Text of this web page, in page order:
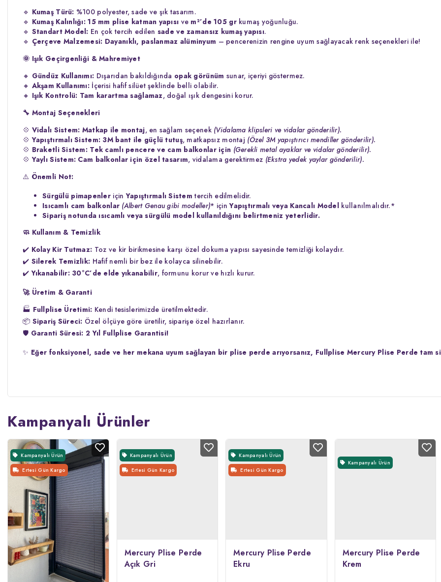
🔹 Kumaş Türü: %100 polyester, sade ve şık tasarım.
🔹 Kumaş Kalınlığı: 15 mm plise katman yapısı ve m²’de 105 grkumaş yoğunluğu.
🔹 Standart Model: En çok tercih edilen sade ve zamansız kumaş yapısı.
🔹 Çerçeve Malzemesi: Dayanıklı, paslanmaz alüminyum – pencerenizin rengine uyum sağlayacak renk seçenekleri ile!
🌞 Işık Geçirgenliği & Mahremiyet
🔸 Gündüz Kullanımı: Dışarıdan bakıldığında opak görünüm sunar, içeriyi göstermez.
🔸 Akşam Kullanımı: İçerisi hafif silüet şeklinde belli olabilir.
🔸 Işık Kontrolü: Tam karartma sağlamaz, doğal ışık dengesini korur.
🔧 Montaj Seçenekleri
💠 Vidalı Sistem: Matkap ile montaj, en sağlam seçenek (Vidalama klipsleri ve vidalar gönderilir).
💠Yapıştırmalı Sistem: 3M bant ile güçlü tutuş, matkapsız montaj (Özel 3M yapıştırıcı mendiller gönderilir).
💠 Braketli Sistem: Tek camlı pencere ve cam balkonlar için (Gerekli metal ayaklar ve vidalar gönderilir).
💠Yaylı Sistem: Cam balkonlar için özel tasarım, vidalama gerektirmez (Ekstra yedek yaylar gönderilir).
⚠️ Önemli Not:
Sürgülü pimapenler içinYapıştırmalı Sistem tercih edilmelidir.
Isıcamlı cam balkonlar (Albert Genau gibi modeller)* içinYapıştırmalı veya Kancalı Modelkullanılmalıdır.*
Sipariş notunda ısıcamlı veya sürgülü model kullanıldığını belirtmeniz yeterlidir.
🧼 Kullanım & Temizlik
✔️ Kolay Kir Tutmaz: Toz ve kir birikmesine karşı özel dokuma yapısı sayesinde temizliği kolaydır.
✔️ Silerek Temizlik: Hafif nemli bir bez ile kolayca silinebilir.
✔️Yıkanabilir: 30°C’de elde yıkanabilir, formunu korur ve hızlı kurur.
🚀Üretim & Garanti
🏭 Fullplise Üretimi: Kendi tesislerimizde üretilmektedir.
📦 Sipariş Süreci: Özel ölçüye göre üretilir, siparişe özel hazırlanır.
🛡️ Garanti Süresi: 2 Yıl Fullplise Garantisi!
✨ Eğer fonksiyonel, sade ve her mekana uyum sağlayan bir plise perde arıyorsanız, Fullplise Mercury Plise Perde tam
Kampanyalı Ürünler
Kampanyalı Ürün
Ertesi Gün Kargo
Kampanyalı Ürün
Ertesi Gün Kargo
Mercury Plise Perde
Açık Gri
Kampanyalı Ürün
Ertesi Gün Kargo
Mercury Plise Perde
Ekru
Kampanyalı Ürün
Mercury Plise Perde
Krem